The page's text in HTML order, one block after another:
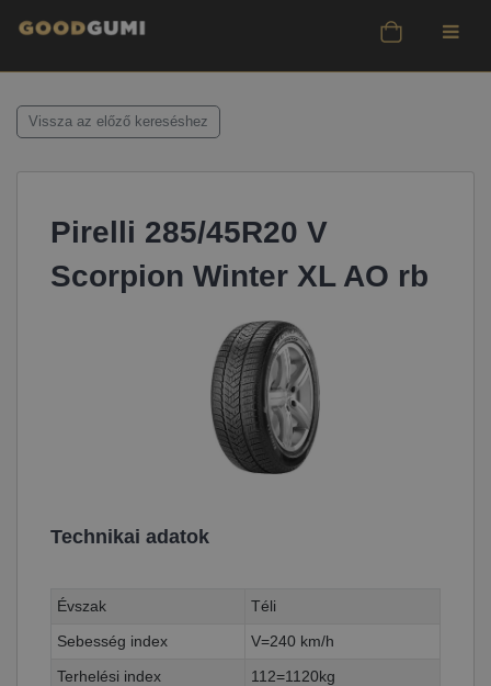
Vissza az előző kereséshez
Pirelli 285/45R20 V
Scorpion Winter XL AO rb
Technikai adatok
Évszak
Téli
Sebesség index
V=240 km/h
Terhelési index
112=1120kg